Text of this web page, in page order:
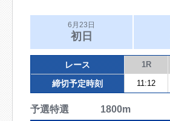
6月23日
初日
レース 1R
締切予定時刻 11:12
予選特選 1800m